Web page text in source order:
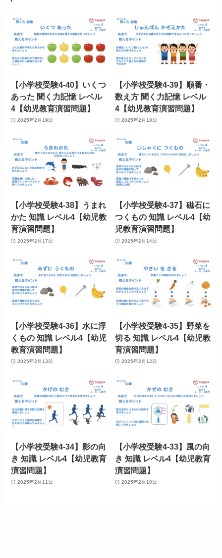
【小学校受験4-40】いくつ
あった 聞く力記憶 レベル
4【幼児教育演習問題】
2025年2月19日
【小学校受験4-39】順番・
数え方 聞く力記憶 レベル
4【幼児教育演習問題】
2025年2月18日
【小学校受験4-38】うまれ
かた 知識 レベル4【幼児教
育演習問題】
2025年2月17日
【小学校受験4-37】磁石に
つくもの 知識 レベル4【幼
児教育演習問題】
2025年2月14日
【小学校受験4-36】水に浮
くもの 知識 レベル4【幼児
教育演習問題】
2025年2月13日
【小学校受験4-35】野菜を
切る 知識 レベル4【幼児教
育演習問題】
2025年2月12日
【小学校受験4-34】影の向
き 知識 レベル4【幼児教育
演習問題】
2025年2月11日
【小学校受験4-33】風の向
き 知識 レベル4【幼児教育
演習問題】
2025年2月10日